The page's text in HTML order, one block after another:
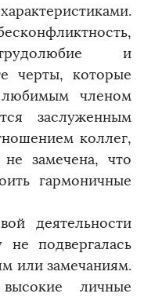
трудолюбие и
черты, которые
членом
заслуженным
коллег,
замечена, что
гармоничные
деятельности
подвергалась
или замечаниям.
личные